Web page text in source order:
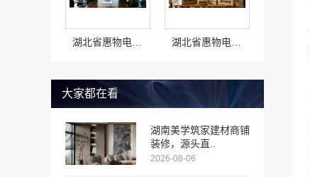
大家都在看
湖南美学筑家建材商铺
装修，源头直..
2026-08-06